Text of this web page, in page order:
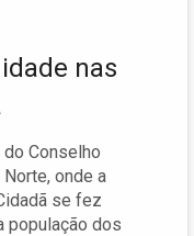
nas
Conselho
onde a
se fez
população dos